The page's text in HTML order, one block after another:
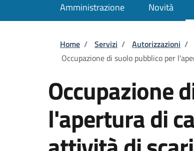
Amministrazione Novità
Briciole di pane
Home / Servizi / Autorizzazioni /
Occupazione di suolo pubblico per
Occupazione
l'apertura di